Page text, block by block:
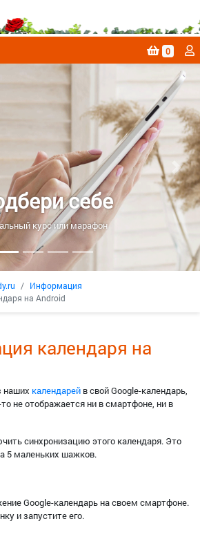
0
себе
курс или марафон
Next
Информация
на Android
календаря на
наших календарей в свой Google-календарь,
не отображается ни в смартфоне, ни в
синхронизацию этого календаря. Это
5 маленьких шажков.
Google-календарь на своем смартфоне.
и запустите его.